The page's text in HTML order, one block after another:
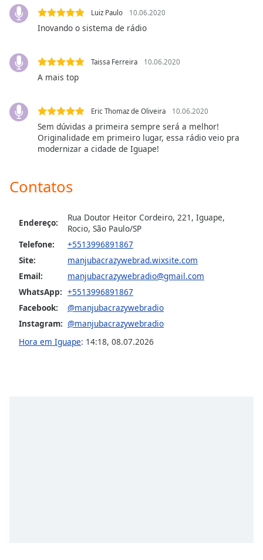
Family
Done
Close
End
Luiz Paulo 10.06.2020
Inovando o sistema de rádio
Taissa Ferreira 10.06.2020
A mais top
Eric Thomaz de Oliveira 10.06.2020
Sem dúvidas a primeira sempre será a melhor!
Originalidade em primeiro lugar, essa rádio veio pra
modernizar a cidade de Iguape!
Contatos
Endereço:
Rua Doutor Heitor Cordeiro, 221, Iguape,
Rocio, São Paulo/SP
Telefone:
+5513996891867
Site:
manjubacrazywebrad.wixsite.com
Email:
manjubacrazywebradio@gmail.com
WhatsApp: +5513996891867
Facebook:
@manjubacrazywebradio
Instagram: @manjubacrazywebradio
Hora em Iguape: 14:18, 08.07.2026